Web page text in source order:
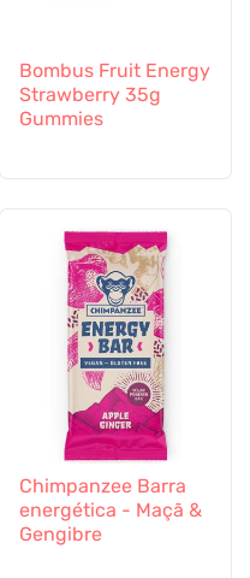
Bombus Fruit Energy
Strawberry 35g
Gummies
Chimpanzee Barra
energética - Maçã &
Gengibre